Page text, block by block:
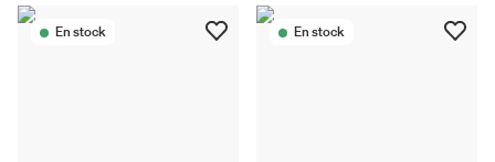
En stock En stock